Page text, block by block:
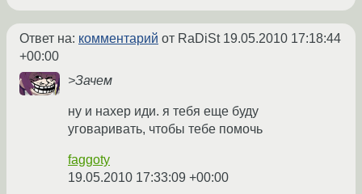
Ответ на: комментарий от RaDiSt 19.05.2010 17:18:44
+00:00
>Зачем
ну и нахер иди. я тебя еще буду
уговаривать, чтобы тебе помочь
faggoty
19.05.2010 17:33:09 +00:00